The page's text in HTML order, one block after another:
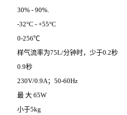
30% - 90%.
-32°C - +55°C
0-256℃
样气流率为75L/分钟时，少于0.2秒
0.9秒
230V/0.9A；50-60Hz
最 大 65W
小于5kg